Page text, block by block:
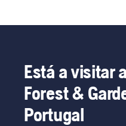
Está a visitar
Forest &
Portugal